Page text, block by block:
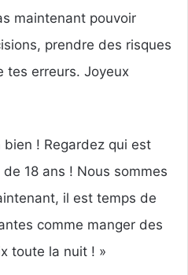
maintenant pouvoir
prendre des risques
tes erreurs. Joyeux
! Regardez qui est
18 ans ! Nous sommes
il est temps de
comme manger des
toute la nuit ! »